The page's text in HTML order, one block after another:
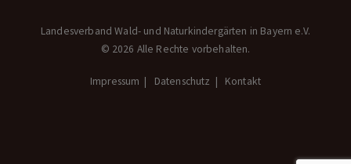
Landesverband Wald- und Naturkindergärten in Bayern e.V.
© 2026 Alle Rechte vorbehalten.
Impressum Datenschutz Kontakt